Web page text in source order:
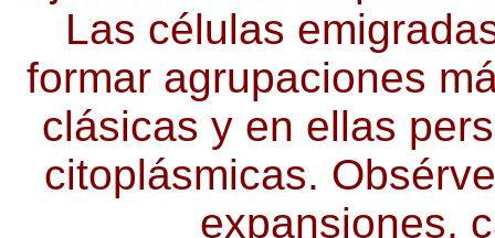
Las células
formar agrupaciones
clásicas y en ellas
citoplásmicas.
expansiones,